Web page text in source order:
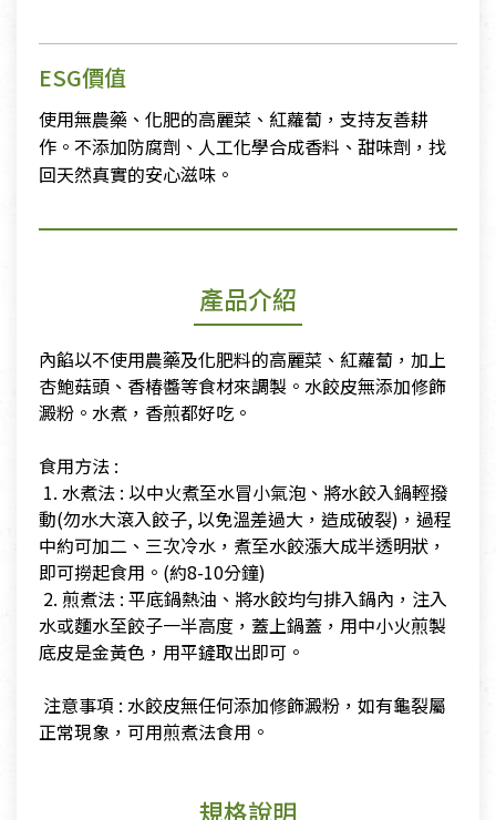
ESG價值
使用無農藥、化肥的高麗菜、紅蘿蔔，支持友善耕
作。不添加防腐劑、人工化學合成香料、甜味劑，找
回天然真實的安心滋味。
產品介紹
內餡以不使用農藥及化肥料的高麗菜、紅蘿蔔，加上
杏鮑菇頭、香椿醬等食材來調製。水餃皮無添加修飾
澱粉。水煮，香煎都好吃。
​食用方法 :
​ 1. 水煮法 : 以中火煮至水冒小氣泡、將水餃入鍋輕撥
動(勿水大滾入餃子, 以免溫差過大，造成破裂)，過程
中約可加二、三次冷水，煮至水餃漲大成半透明狀，
即可撈起食用。(約8-10分鐘)
​ 2. 煎煮法 : 平底鍋熱油、將水餃均勻排入鍋內，注入
水或麵水至餃子一半高度，蓋上鍋蓋，用中小火煎製
底皮是金黃色，用平鏟取出即可。
​ 注意事項 : 水餃皮無任何添加修飾澱粉，如有龜裂屬
正常現象，可用煎煮法食用。
規格說明